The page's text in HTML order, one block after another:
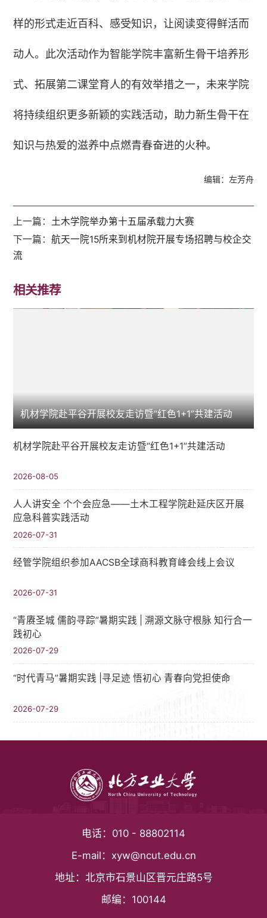
样的形式走近百科、感受知识，让阅读变得鲜活而
动人。此次活动作为智能学院丰富新生骨干培养形
式、拓展第二课堂育人的有效举措之一，未来学院
将持续组织更多新颖的实践活动，助力新生骨干在
知识与热爱的滋养中点燃青春奋进的火种。
编辑：左芳舟
上一篇： 土木学院举办第十五届承载力大赛
下一篇：航天一院15所来到机材院开展专场招聘与校企交
流
相关推荐
机材学院赴平谷开展校友走访暨“红色1+1”共建活动
机材学院赴平谷开展校友走访暨“红色1+1”共建活动
2026-08-05
人人讲安全 个个会应急——土木工程学院赴延庆区开展
应急科普实践活动
2026-07-31
经管学院组织参加AACSB全球商科教育峰会线上会议
2026-07-31
“青赓圣城 儒韵寻踪”暑期实践​ | 溯源文脉守根脉 知行合一
践初心
2026-07-29
“时代青马”暑期实践 |寻足迹 悟初心 青春向党担使命
2026-07-29
电话： 010 - 88802114
E-mail： xyw@ncut.edu.cn
地址： 北京市石景山区晋元庄路5号
邮编： 100144